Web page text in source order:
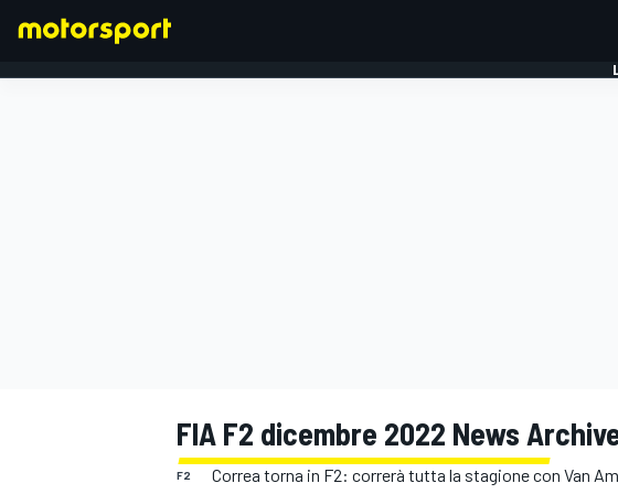
FIA F2 dicembre 2022 News
F2 Correa torna in F2: correrà tutta la stagione con Van